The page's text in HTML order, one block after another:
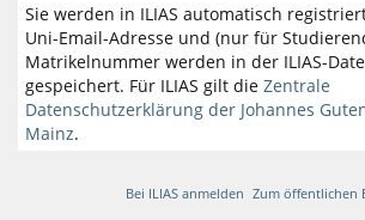
Sie werden in ILIAS automatisch
Uni-Email-Adresse und (nur für
Matrikelnummer werden in der ILIAS-
gespeichert. Für ILIAS gilt die Zentrale
Datenschutzerklärung der Johannes
Mainz.
Bei ILIAS anmelden Zum öffentlichen